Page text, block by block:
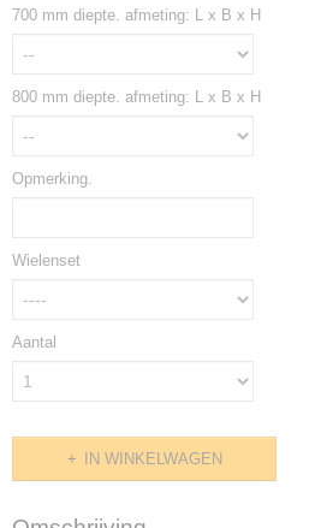
700 mm diepte. afmeting: L x B x H
800 mm diepte. afmeting: L x B x H
Opmerking.
Wielenset
Aantal
IN WINKELWAGEN